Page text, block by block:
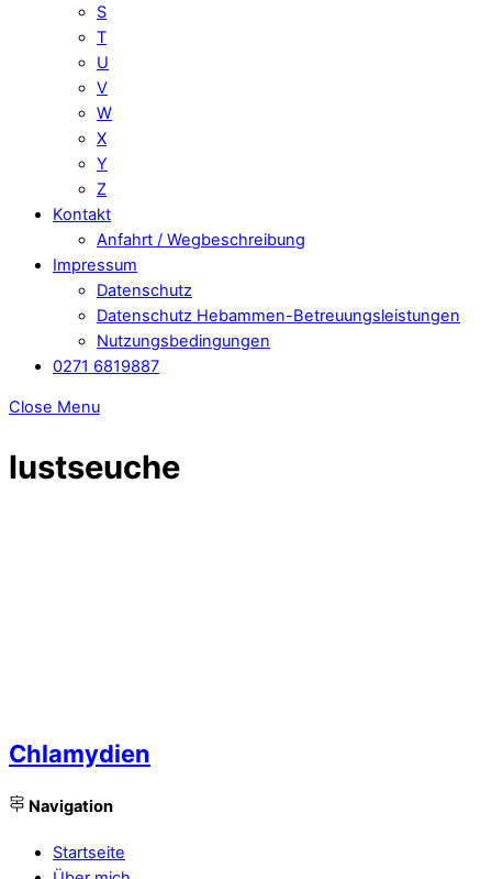
S
T
U
V
W
X
Y
Z
Kontakt
Anfahrt / Wegbeschreibung
Impressum
Datenschutz
Datenschutz Hebammen-Betreuungsleistungen
Nutzungsbedingungen
0271 6819887
Close Menu
lustseuche
Chlamydien
Navigation
Startseite